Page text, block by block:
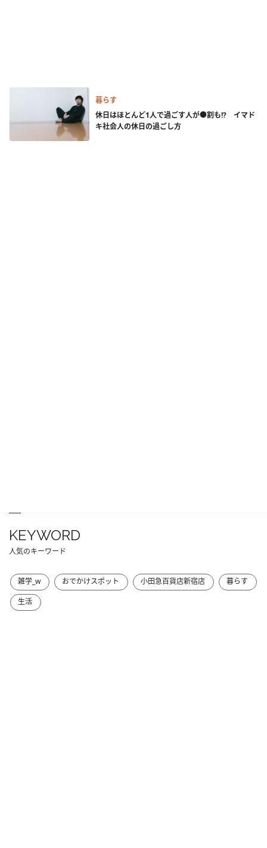
暮らす
休日はほとんど1人で過ごす人が●割も!? イマド
キ社会人の休日の過ごし方
KEYWORD
人気のキーワード
雑学_w おでかけスポット 小田急百貨店新宿店
暮らす
生活